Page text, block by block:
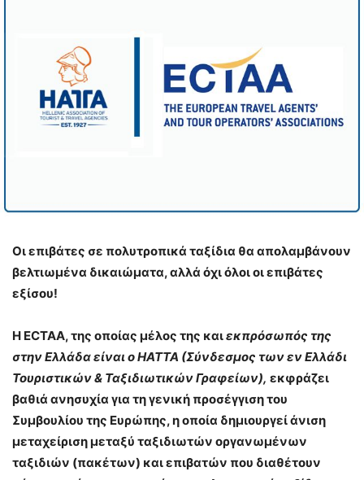
Οι επιβάτες σε πολυτροπικά ταξίδια θα απολαμβάνουν
βελτιωμένα δικαιώματα, αλλά όχι όλοι οι επιβάτες
εξίσου!
Η ECTAA, της οποίας μέλος της καιεκπρόσωπός της
στην Ελλάδα είναι ο ΗΑΤΤΑ (Σύνδεσμος των εν Ελλάδι
Τουριστικών & Ταξιδιωτικών Γραφείων), εκφράζει
βαθιά ανησυχία για τη γενική προσέγγιση του
Συμβουλίου της Ευρώπης, η οποία δημιουργεί άνιση
μεταχείριση μεταξύ ταξιδιωτών οργανωμένων
ταξιδιών (πακέτων) και επιβατών που διαθέτουν